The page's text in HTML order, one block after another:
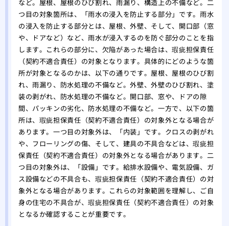
など。屋根、屋根のひび割れ、雨漏り、構造上の不備など。二
つ目の対象箇所は、「雨水の浸入を防止する部分」です。雨水
の浸入を防止する部分とは、屋根、外壁、そして、開口部（窓
や、ドアなど）など、雨水が浸入するのを防ぐ部分のことを指
します。これらの部分に、欠陥があった場合は、瑕疵担保責任
（契約不適合責任）の対象となります。具体的にどのような箇
所が対象となるのかは、以下の通りです。屋根、屋根のひび割
れ、雨漏り、防水処理の不備など。外壁、外壁のひび割れ、塗
装の剥がれ、防水処理の不備など。開口部、窓や、ドアの隙
間、パッキンの劣化、防水処理の不備など。一方で、以下の箇
所は、瑕疵担保責任（契約不適合責任）の対象外となる場合が
あります。一つ目の対象外は、「内装」です。クロスの剥がれ
や、フローリングの傷、そして、建具の不具合などは、瑕疵担
保責任（契約不適合責任）の対象外となる場合があります。二
つ目の対象外は、「設備」です。給排水設備や、電気設備、ガ
ス設備などの不具合も、瑕疵担保責任（契約不適合責任）の対
象外となる場合があります。これらの対象範囲を理解し、ご自
身の住宅の不具合が、瑕疵担保責任（契約不適合責任）の対象
となるか確認することが重要です。